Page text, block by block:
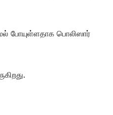
போயுள்ளதாக பொலிஸார்